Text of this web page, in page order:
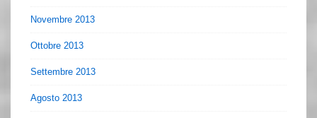
Novembre 2013
Ottobre 2013
Settembre 2013
Agosto 2013